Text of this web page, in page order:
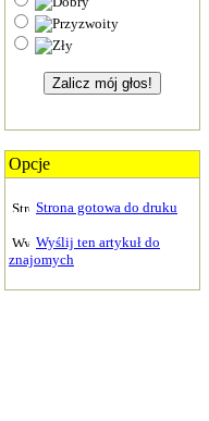
Opcje
Strona gotowa do druku
Wyślij ten artykuł do
znajomych